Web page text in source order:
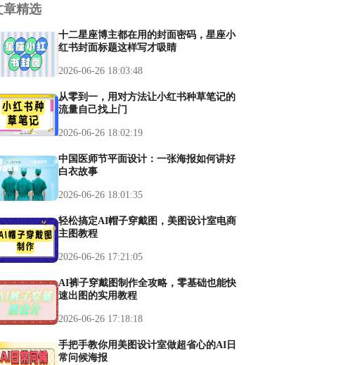
章精选
十二星座博主都在用的封面密码，星座小
红书封面标题这样写才吸睛
2026-06-26 18:03:48
从零到一，用对方法让小红书种草笔记的
流量自己找上门
2026-06-26 18:02:19
中国医师节平面设计：一张海报如何讲好
白衣故事
2026-06-26 18:01:35
轻松搞定AI帽子穿戴图，美图设计室电商
主图教程
2026-06-26 17:21:05
AI裤子穿戴图制作全攻略，零基础也能快
速出图的实用教程
2026-06-26 17:18:18
手把手教你用美图设计室做超省心的AI日
常问候海报